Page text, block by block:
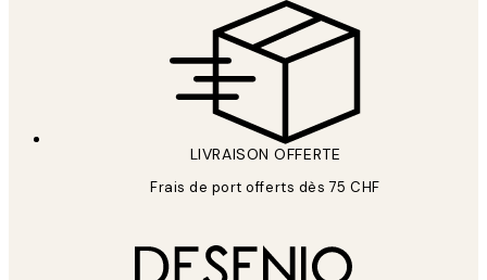
LIVRAISON OFFERTE
Frais de port offerts dès 75 CHF